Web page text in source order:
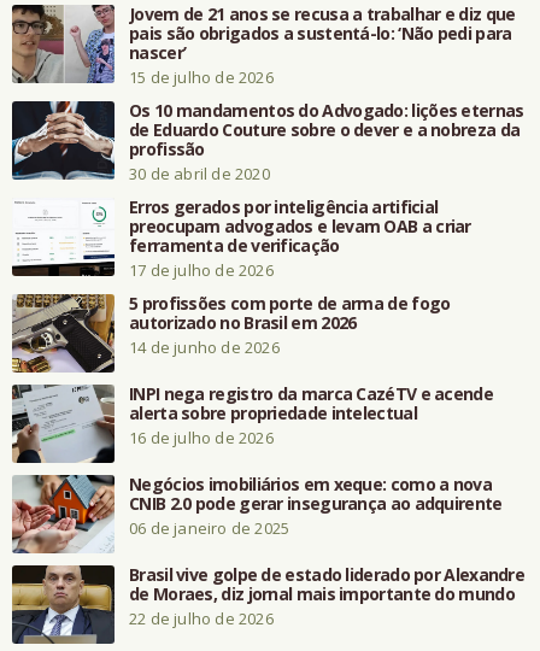
Jovem de 21 anos se recusa a trabalhar e diz que
pais são obrigados a sustentá-lo: ‘Não pedi para
nascer’
15 de julho de 2026
Os 10 mandamentos do Advogado: lições eternas
de Eduardo Couture sobre o dever e a nobreza da
profissão
30 de abril de 2020
Erros gerados por inteligência artificial
preocupam advogados e levam OAB a criar
ferramenta de verificação
17 de julho de 2026
5 profissões com porte de arma de fogo
autorizado no Brasil em 2026
14 de junho de 2026
INPI nega registro da marca CazéTV e acende
alerta sobre propriedade intelectual
16 de julho de 2026
Negócios imobiliários em xeque: como a nova
CNIB 2.0 pode gerar insegurança ao adquirente
06 de janeiro de 2025
Brasil vive golpe de estado liderado por Alexandre
de Moraes, diz jornal mais importante do mundo
22 de julho de 2026